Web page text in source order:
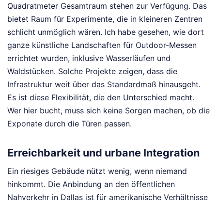
Quadratmeter Gesamtraum stehen zur Verfügung. Das
bietet Raum für Experimente, die in kleineren Zentren
schlicht unmöglich wären. Ich habe gesehen, wie dort
ganze künstliche Landschaften für Outdoor-Messen
errichtet wurden, inklusive Wasserläufen und
Waldstücken. Solche Projekte zeigen, dass die
Infrastruktur weit über das Standardmaß hinausgeht.
Es ist diese Flexibilität, die den Unterschied macht.
Wer hier bucht, muss sich keine Sorgen machen, ob die
Exponate durch die Türen passen.
Erreichbarkeit und urbane Integration
Ein riesiges Gebäude nützt wenig, wenn niemand
hinkommt. Die Anbindung an den öffentlichen
Nahverkehr in Dallas ist für amerikanische Verhältnisse